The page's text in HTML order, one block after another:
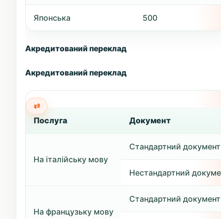
Японська 500
Акредитований переклад
Акредитований переклад
Послуга Документ
На італійську мову
Стандартний
Нестандартний
На французьку мову
Стандартний